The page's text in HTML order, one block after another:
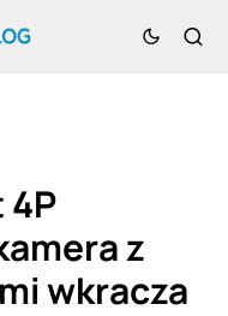
4P
z
wkracza